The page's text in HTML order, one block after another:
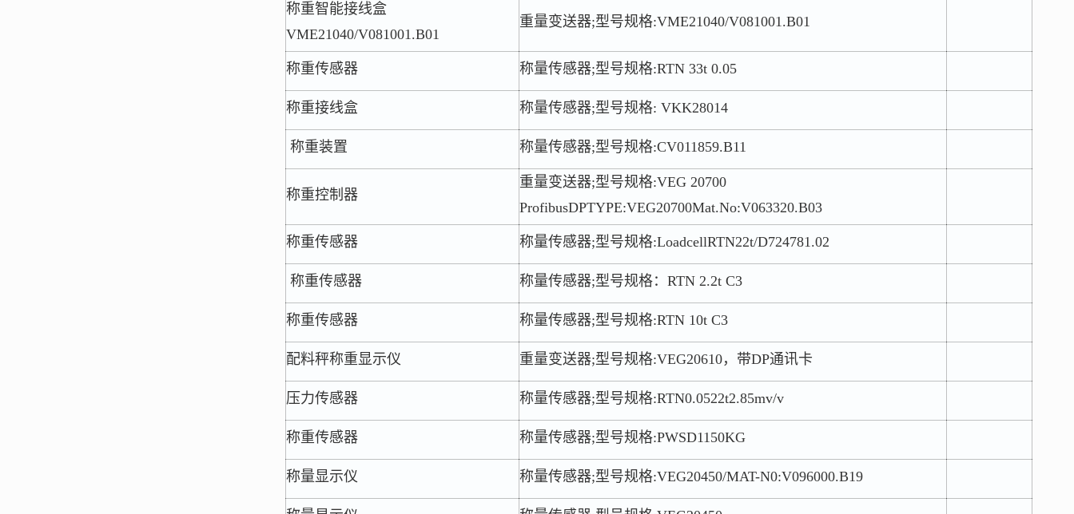
称重智能接线盒
VME21040/V081001.B01
重量变送器;型号规格:VME21040/V081001.B01
称重传感器 称量传感器;型号规格:RTN 33t 0.05
称重接线盒 称量传感器;型号规格: VKK28014
称重装置 称量传感器;型号规格:CV011859.B11
称重控制器
重量变送器;型号规格:VEG 20700
ProfibusDPTYPE:VEG20700Mat.No:V063320.B03
称重传感器 称量传感器;型号规格:LoadcellRTN22t/D724781.02
称重传感器 称量传感器;型号规格：RTN 2.2t C3
称重传感器 称量传感器;型号规格:RTN 10t C3
配料秤称重显示仪 重量变送器;型号规格:VEG20610，带DP通讯卡
压力传感器 称量传感器;型号规格:RTN0.0522t2.85mv/v
称重传感器 称量传感器;型号规格:PWSD1150KG
称量显示仪 称量传感器;型号规格:VEG20450/MAT-N0:V096000.B19